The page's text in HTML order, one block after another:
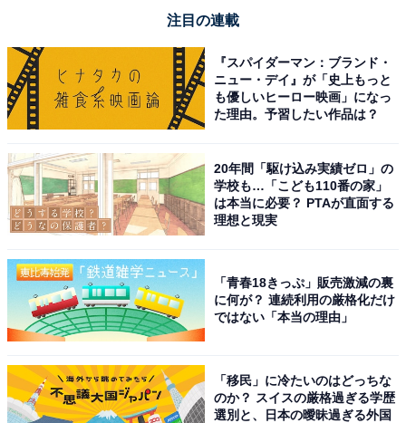
注目の連載
『スパイダーマン：ブランド・
ニュー・デイ』が「史上もっと
も優しいヒーロー映画」になっ
た理由。予習したい作品は？
20年間「駆け込み実績ゼロ」の
学校も…「こども110番の家」
は本当に必要？ PTAが直面する
理想と現実
「青春18きっぷ」販売激減の裏
に何が？ 連続利用の厳格化だけ
ではない「本当の理由」
「移民」に冷たいのはどっちな
のか？ スイスの厳格過ぎる学歴
選別と、日本の曖昧過ぎる外国